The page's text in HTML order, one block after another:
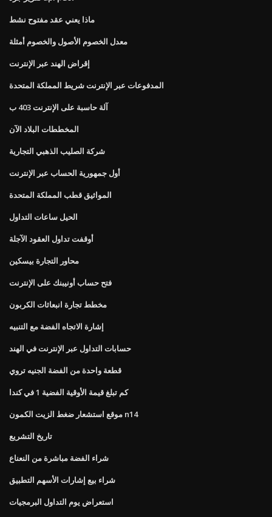
ماذا يعني عقد مفتوح نشط
معدل الخصوم الأصول والخصوم أمثلة
إقراض الهند عبر الإنترنت
المدفوعات عبر الإنترنت شريط المملكة المتحدة
آلة حاسبة على الإنترنت 403 ب
المخططات البلاد الآن
شركة الصليب الذهبي التجارية
أول جمهورية الحساب عبر الإنترنت
المواثيق قطب المملكة المتحدة
الحيل ساعات التداول
أوقفت تداول العقود الآجلة
محاور التجارة بيسكين
فتح حساب أونيبنك على الإنترنت
مخطط تجارة انبعاثات الكربون
إشارة الاتجاه الفضة مع التنبيه
حسابات التداول عبر الإنترنت في الهند
قطعة واحدة من الفضة الجنيه تروي
كم تبلغ قيمة الأوقية الفضية 1 في كندا
موقع استشعار ضغط الزيت الكمون n14
تاريخ التشريع
شراء الفضة مباشرة من النعناع
شراء بيع إشارات الأسهم التطبيق
استعراض يوم التداول البرمجيات